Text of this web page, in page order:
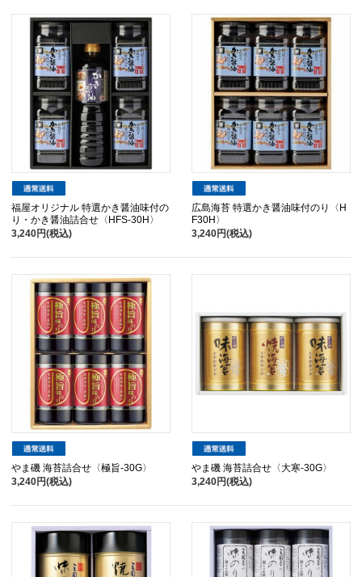
福屋オリジナル 特選かき醤油味付の
り・かき醤油詰合せ〈HFS-30H〉
3,240円(税込)
広島海苔 特選かき醤油味付のり〈H
F30H〉
3,240円(税込)
やま磯 海苔詰合せ〈極旨-30G〉
3,240円(税込)
やま磯 海苔詰合せ〈大寒-30G〉
3,240円(税込)